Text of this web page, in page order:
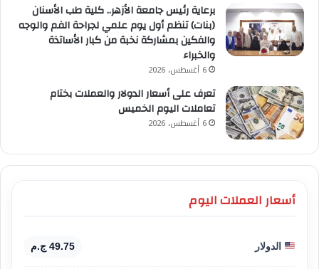
برعاية رئيس جامعة الأزهر.. كلية طب الأسنان
(بنات) تنظم أول يوم علمي لجراحة الفم والوجه
والفكين بمشاركة نخبة من كبار الأساتذة
والخبراء
6 أغسطس، 2026
تعرف على أسعار الدولار والعملات بختام
تعاملات اليوم الخميس
6 أغسطس، 2026
أسعار العملات اليوم
الدولار 49.75 ج.م